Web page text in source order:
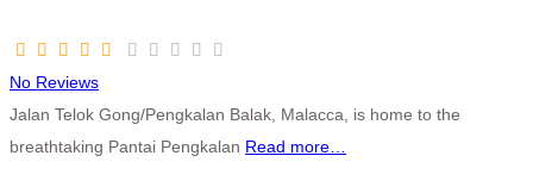
No Reviews
Jalan Telok Gong/Pengkalan Balak, Malacca, is home to the
breathtaking Pantai Pengkalan Read more…